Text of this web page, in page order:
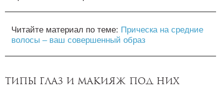
Читайте материал по теме: Прическа на средние
волосы – ваш совершенный образ
Типы глаз и макияж под них